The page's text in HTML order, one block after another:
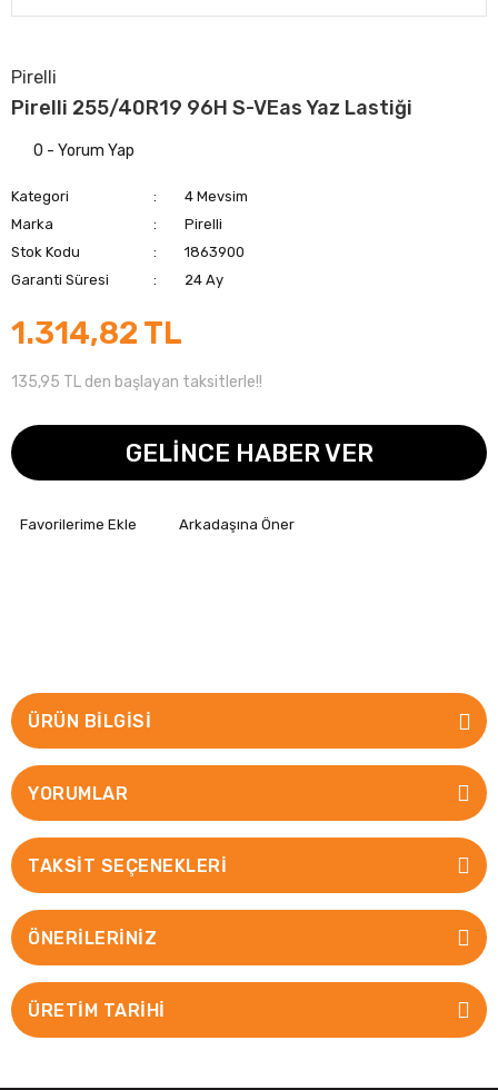
Pirelli
Pirelli 255/40R19 96H S-VEas Yaz Lastiği
0 - Yorum Yap
Kategori
4 Mevsim
Marka
Pirelli
Stok Kodu
1863900
Garanti Süresi
24 Ay
1.314,82 TL
135,95 TL den başlayan taksitlerle!!
GELİNCE HABER VER
Arkadaşına Öner
ÜRÜN BILGISI
YORUMLAR
TAKSIT SEÇENEKLERI
ÖNERILERINIZ
ÜRETİM TARİHİ